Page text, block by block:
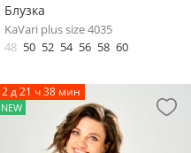
Блузка
KaVari plus size 4035
48 50 52 54 56 58 60
2 д 21 ч 38 мин
NEW